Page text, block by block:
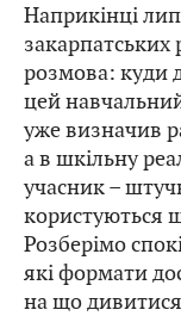
Наприкінці
закарпатських
розмова: куди
цей
уже визначив
а в шкільну
учасник –
користуються
Розберімо
які формати
на що